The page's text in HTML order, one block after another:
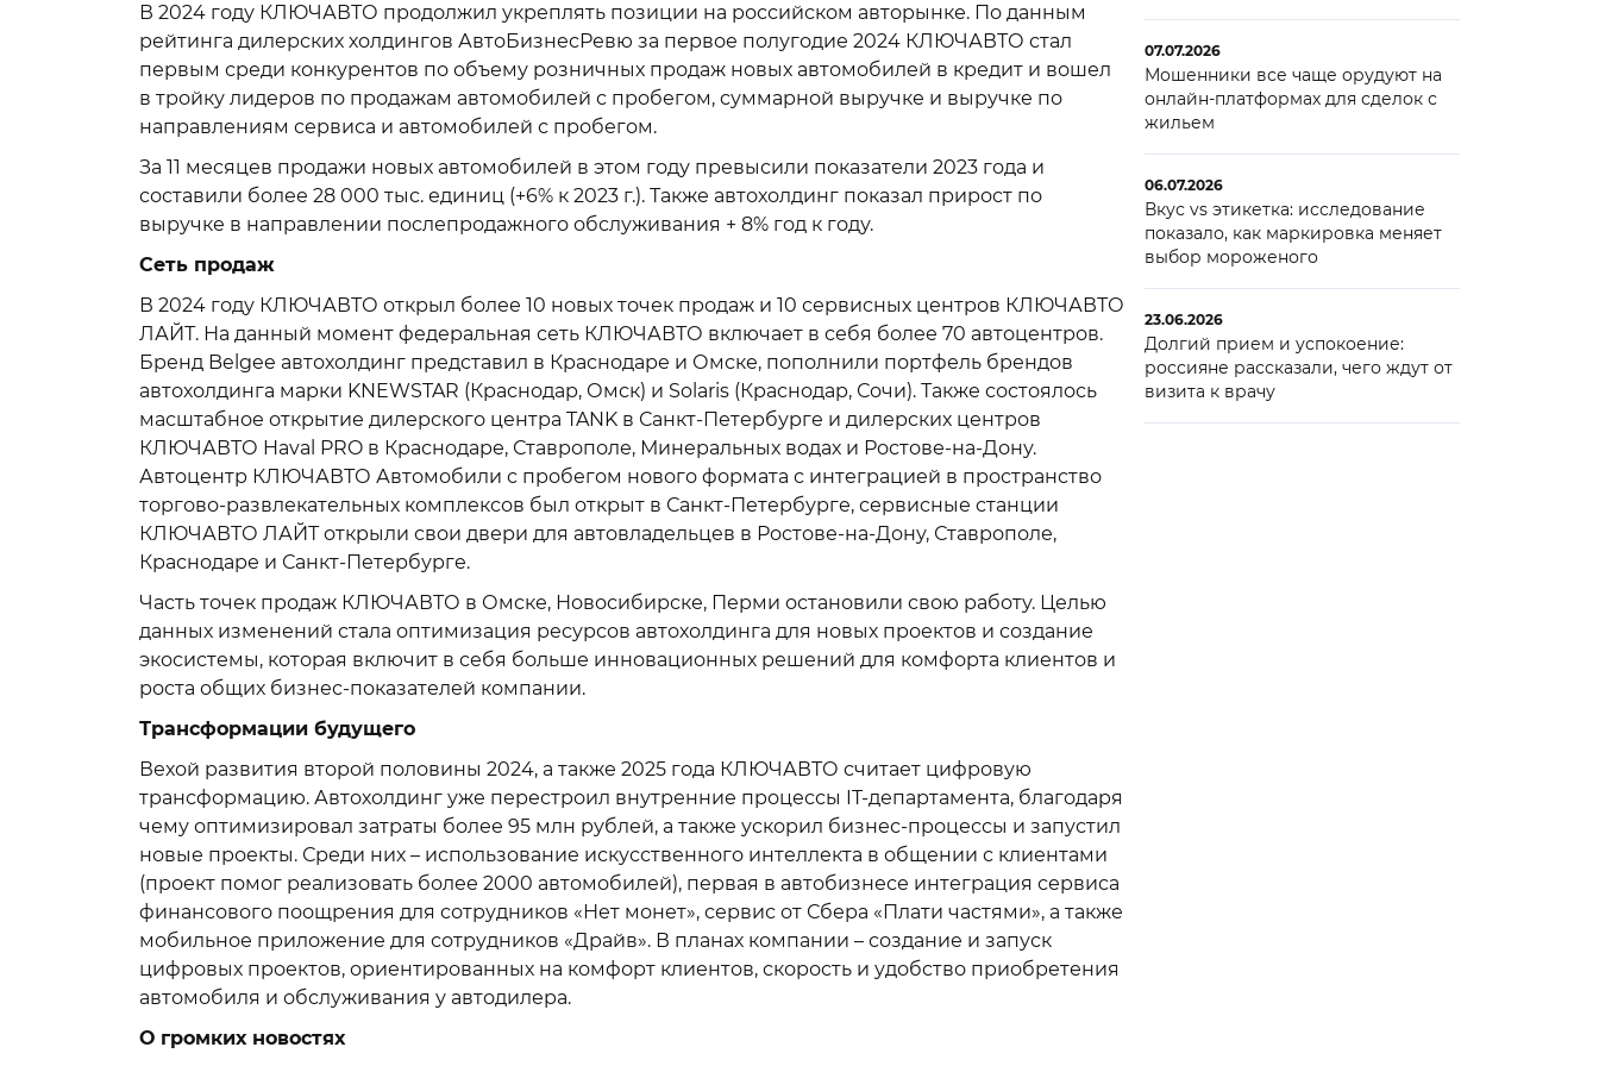
В 2024 году КЛЮЧАВТО продолжил укреплять позиции на российском авторынке. По данным
рейтинга дилерских холдингов АвтоБизнесРевю за первое полугодие 2024 КЛЮЧАВТО стал
первым среди конкурентов по объему розничных продаж новых автомобилей в кредит и вошел
в тройку лидеров по продажам автомобилей с пробегом, суммарной выручке и выручке по
направлениям сервиса и автомобилей с пробегом.
За 11 месяцев продажи новых автомобилей в этом году превысили показатели 2023 года и
составили более 28 000 тыс. единиц (+6% к 2023 г.). Также автохолдинг показал прирост по
выручке в направлении послепродажного обслуживания + 8% год к году.
Сеть продаж
В 2024 году КЛЮЧАВТО открыл более 10 новых точек продаж и 10 сервисных центров КЛЮЧАВТО
ЛАЙТ. На данный момент федеральная сеть КЛЮЧАВТО включает в себя более 70 автоцентров.
Бренд Belgee автохолдинг представил в Краснодаре и Омске, пополнили портфель брендов
автохолдинга марки KNEWSTAR (Краснодар, Омск) и Solaris (Краснодар, Сочи). Также состоялось
масштабное открытие дилерского центра TANK в Санкт-Петербурге и дилерских центров
КЛЮЧАВТО Haval PRO в Краснодаре, Ставрополе, Минеральных водах и Ростове-на-Дону.
Автоцентр КЛЮЧАВТО Автомобили с пробегом нового формата с интеграцией в пространство
торгово-развлекательных комплексов был открыт в Санкт-Петербурге, сервисные станции
КЛЮЧАВТО ЛАЙТ открыли свои двери для автовладельцев в Ростове-на-Дону, Ставрополе,
Краснодаре и Санкт-Петербурге.
Часть точек продаж КЛЮЧАВТО в Омске, Новосибирске, Перми остановили свою работу. Целью
данных изменений стала оптимизация ресурсов автохолдинга для новых проектов и создание
экосистемы, которая включит в себя больше инновационных решений для комфорта клиентов и
роста общих бизнес-показателей компании.
Трансформации будущего
Вехой развития второй половины 2024, а также 2025 года КЛЮЧАВТО считает цифровую
трансформацию. Автохолдинг уже перестроил внутренние процессы IT-департамента, благодаря
чему оптимизировал затраты более 95 млн рублей, а также ускорил бизнес-процессы и запустил
новые проекты. Среди них – использование искусственного интеллекта в общении с клиентами
(проект помог реализовать более 2000 автомобилей), первая в автобизнесе интеграция сервиса
финансового поощрения для сотрудников «Нет монет», сервис от Сбера «Плати частями», а также
мобильное приложение для сотрудников «Драйв». В планах компании – создание и запуск
цифровых проектов, ориентированных на комфорт клиентов, скорость и удобство приобретения
автомобиля и обслуживания у автодилера.
О громких новостях
07.07.2026
Мошенники все чаще орудуют на
онлайн-платформах для сделок с
жильем
06.07.2026
Вкус vs этикетка: исследование
показало, как маркировка меняет
выбор мороженого
23.06.2026
Долгий прием и успокоение:
россияне рассказали, чего ждут от
визита к врачу